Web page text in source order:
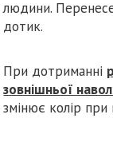
людини.
дотик.
При дотриманні
зовнішньої
змінює колір при